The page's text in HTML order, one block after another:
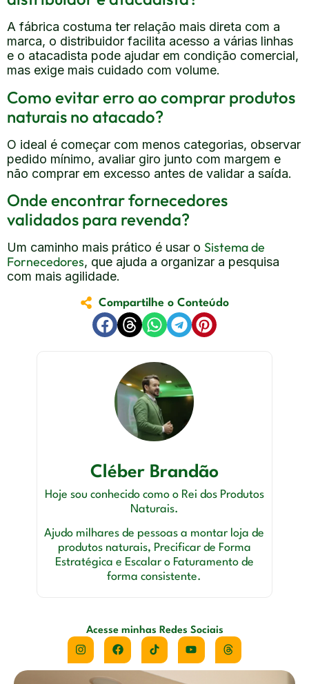
A fábrica costuma ter relação mais direta com a
marca, o distribuidor facilita acesso a várias linhas
e o atacadista pode ajudar em condição comercial,
mas exige mais cuidado com volume.
Como evitar erro ao comprar produtos
naturais no atacado?
O ideal é começar com menos categorias, observar
pedido mínimo, avaliar giro junto com margem e
não comprar em excesso antes de validar a saída.
Onde encontrar fornecedores
validados para revenda?
Um caminho mais prático é usar o Sistema de
Fornecedores, que ajuda a organizar a pesquisa
com mais agilidade.
Compartilhe o Conteúdo
Cléber Brandão
Hoje sou conhecido como o Rei dos Produtos
Naturais.
Ajudo milhares de pessoas a montar loja de
produtos naturais, Precificar de Forma
Estratégica e Escalar o Faturamento de
forma consistente.
Acesse minhas Redes Sociais